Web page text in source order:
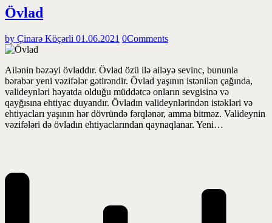
Övlad
by Çinarə Köçərli 01.06.2021 0Comments
Ailənin bəzəyi övladdır. Övlad özü ilə ailəyə sevinc, bununla
bərabər yeni vəzifələr gətirəndir. Övlad yaşının istənilən çağında,
valideynləri həyatda olduğu müddətcə onların sevgisinə və
qayğısına ehtiyac duyandır. Övladın valideynlərindən istəkləri və
ehtiyacları yaşının hər dövründə fərqlənər, amma bitməz. Valideynin
vəzifələri də övladın ehtiyaclarından qaynaqlanar. Yeni…